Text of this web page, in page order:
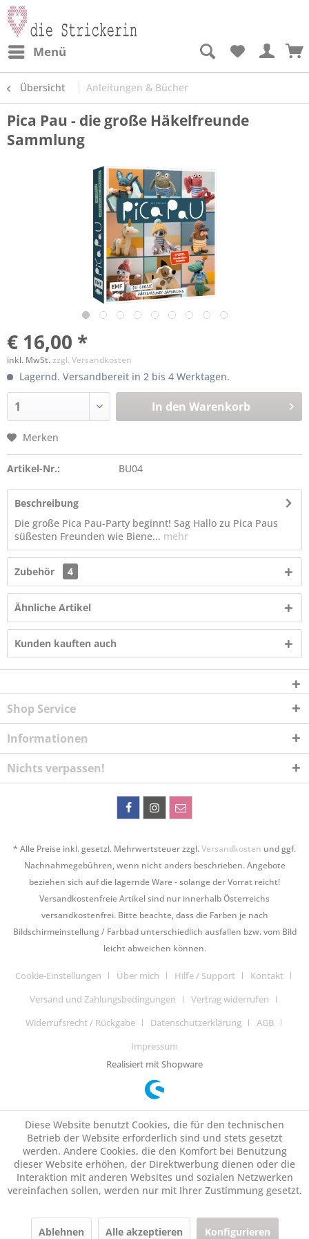
Menü
Übersicht Anleitungen & Bücher
Pica Pau - die große Häkelfreunde
Sammlung
€ 16,00 *
inkl. MwSt.zzgl. Versandkosten
Lagernd. Versandbereit in 2 bis 4 Werktagen.
In den Warenkorb
Merken
Artikel-Nr.: BU04
Beschreibung
Die große Pica Pau-Party beginnt! Sag Hallo zu Pica Paus
süßesten Freunden wie Biene... mehr
Zubehör 4
Ähnliche Artikel
Kunden kauften auch
Shop Service
Informationen
Nichts verpassen!
* Alle Preise inkl. gesetzl. Mehrwertsteuer zzgl.Versandkosten und ggf.
Nachnahmegebühren, wenn nicht anders beschrieben. Angebote
beziehen sich auf die lagernde Ware - solange der Vorrat reicht!
Versandkostenfreie Artikel sind nur innerhalb Österreichs
versandkostenfrei. Bitte beachte, dass die Farben je nach
Bildschirmeinstellung / Farbbad unterschiedlich ausfallen bzw. vom Bild
leicht abweichen können.
Cookie-Einstellungen Über mich Hilfe / Support
Kontakt
Versand und Zahlungsbedingungen
Vertrag widerrufen
Widerrufsrecht / Rückgabe
Datenschutzerklärung
AGB
Impressum
Realisiert mit Shopware
Diese Website benutzt Cookies, die für den technischen
Betrieb der Website erforderlich sind und stets gesetzt
werden. Andere Cookies, die den Komfort bei Benutzung
dieser Website erhöhen, der Direktwerbung dienen oder die
Interaktion mit anderen Websites und sozialen Netzwerken
vereinfachen sollen, werden nur mit Ihrer Zustimmung gesetzt.
Ablehnen Alle akzeptieren Konfigurieren